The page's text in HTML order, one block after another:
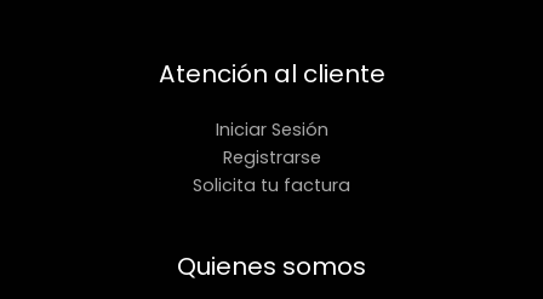
Atención al cliente
Iniciar Sesión
Registrarse
Solicita tu factura
Quienes somos